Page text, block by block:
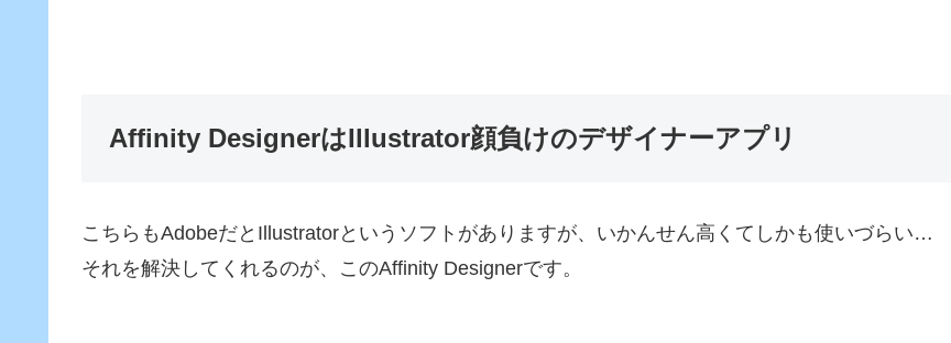
Affinity DesignerはIllustrator顔負けのデザイナーアプリ
こちらもAdobeだとIllustratorというソフトがありますが、いかんせん高くてしかも使いづらい…
それを解決してくれるのが、このAffinity Designerです。